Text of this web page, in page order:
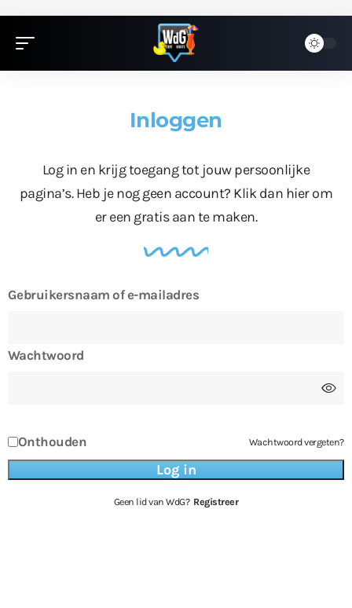
Inloggen
Log in en krijg toegang tot jouw persoonlijke
pagina’s. Heb je nog geen account? Klik dan hierom
er een gratis aan te maken.
Gebruikersnaam of e-mailadres
Wachtwoord
Onthouden Wachtwoord vergeten?
Geen lid van WdG? Registreer